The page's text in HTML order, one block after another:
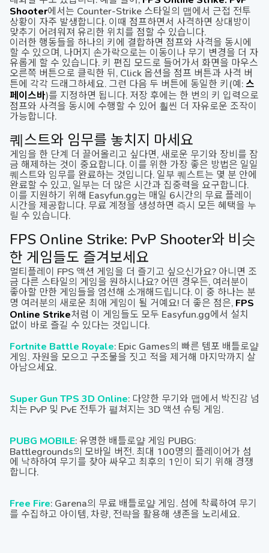
Shooter에서는 Counter-Strike 스타일의 맵에서 근접 전투
상황이 자주 발생합니다. 이때 점프하면서 사격하면 상대방이
맞추기 어려워져 유리한 위치를 점할 수 있습니다.
이러한 행동들을 하나의 키에 결합하면 점프와 사격을 동시에
할 수 있으며, 나머지 손가락으로는 이동이나 무기 변경을 더 자
유롭게 할 수 있습니다. 키 편집 모드로 들어가서 화면을 마우스
오른쪽 버튼으로 클릭한 뒤, Click 옵션을 점프 버튼과 사격 버
튼에 각각 드래그하세요. 그런 다음 두 버튼에 동일한 키(예: 스
페이스바)를 지정하면 됩니다. 저장 후에는 한 번의 키 입력으로
점프와 사격을 동시에 수행할 수 있어 훨씬 더 자유로운 조작이
가능합니다.
퀘스트와 임무를 놓치지 마세요
게임을 한 단계 더 끌어올리고 싶다면, 새로운 무기와 장비를 잠
금 해제하는 것이 중요합니다. 이를 위한 가장 좋은 방법은 일일
퀘스트와 임무를 완료하는 것입니다. 일부 퀘스트는 몇 분 안에
완료할 수 있고, 일부는 더 많은 시간과 집중력을 요구합니다.
이를 지원하기 위해 Easyfun.gg는 매일 6시간의 무료 플레이
시간을 제공합니다. 무료 계정을 생성하면 즉시 모든 혜택을 누
릴 수 있습니다.
FPS Online Strike: PvP Shooter와 비슷
한 게임들도 즐겨보세요
멀티플레이 FPS 액션 게임을 더 즐기고 싶으신가요? 아니면 조
금 다른 스타일의 게임을 원하시나요? 어떤 경우든, 여러분이
좋아할 만한 게임들을 엄선해 소개해드립니다. 이 중 하나는 분
명 여러분의 새로운 최애 게임이 될 거예요! 더 좋은 점은, FPS
Online Strike처럼 이 게임들도 모두 Easyfun.gg에서 설치
없이 바로 즐길 수 있다는 것입니다.
Fortnite Battle Royale: Epic Games의 빠른 템포 배틀로얄
게임. 자원을 모으고 구조물을 짓고 적을 제거해 마지막까지 살
아남으세요.
Super Gun TPS 3D Online: 다양한 무기와 맵에서 박진감 넘
치는 PvP 및 PvE 전투가 펼쳐지는 3D 액션 슈팅 게임.
PUBG MOBILE: 유명한 배틀로얄 게임 PUBG:
Battlegrounds의 모바일 버전. 최대 100명의 플레이어가 섬
에 낙하하여 무기를 찾아 싸우고 최후의 1인이 되기 위해 경쟁
합니다.
Free Fire: Garena의 무료 배틀로얄 게임. 섬에 착륙하여 무기
를 수집하고 아이템, 차량, 전략을 활용해 생존을 노리세요.